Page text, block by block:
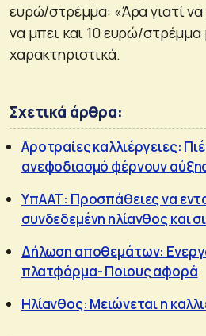
ευρώ/στρέμμα: «Άρα γιατί
να μπει και 10 ευρώ/στρέμμα
χαρακτηριστικά.
Σχετικά άρθρα:
Αροτραίες καλλιέργειες:
ανεφοδιασμό φέρνουν
ΥπΑΑΤ: Προσπάθειες να
συνδεδεμένη ηλίανθος και
Δήλωση αποθεμάτων:
πλατφόρμα- Ποιους αφορά
Ηλίανθος: Μειώνεται η